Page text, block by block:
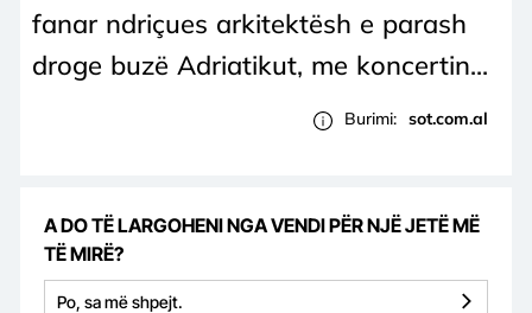
fanar ndriçues arkitektësh e parash
droge buzë Adriatikut, me koncertin...
Burimi: sot.com.al
A DO TË LARGOHENI NGA VENDI PËR NJË JETË MË
TË MIRË?
Po, sa më shpejt.